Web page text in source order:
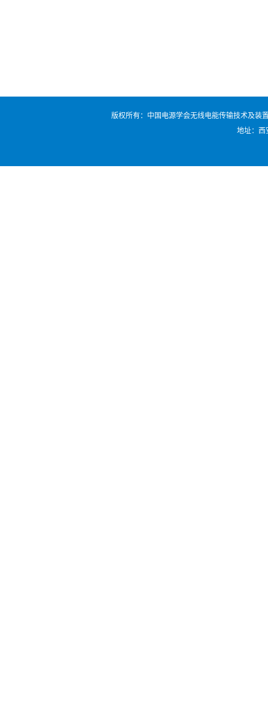
版权所有：中国电源学会无线电能传输技术及装置
地址：西